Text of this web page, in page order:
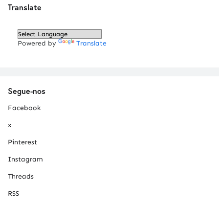
Translate
Powered by Translate
Segue-nos
Facebook
x
Pinterest
Instagram
Threads
RSS